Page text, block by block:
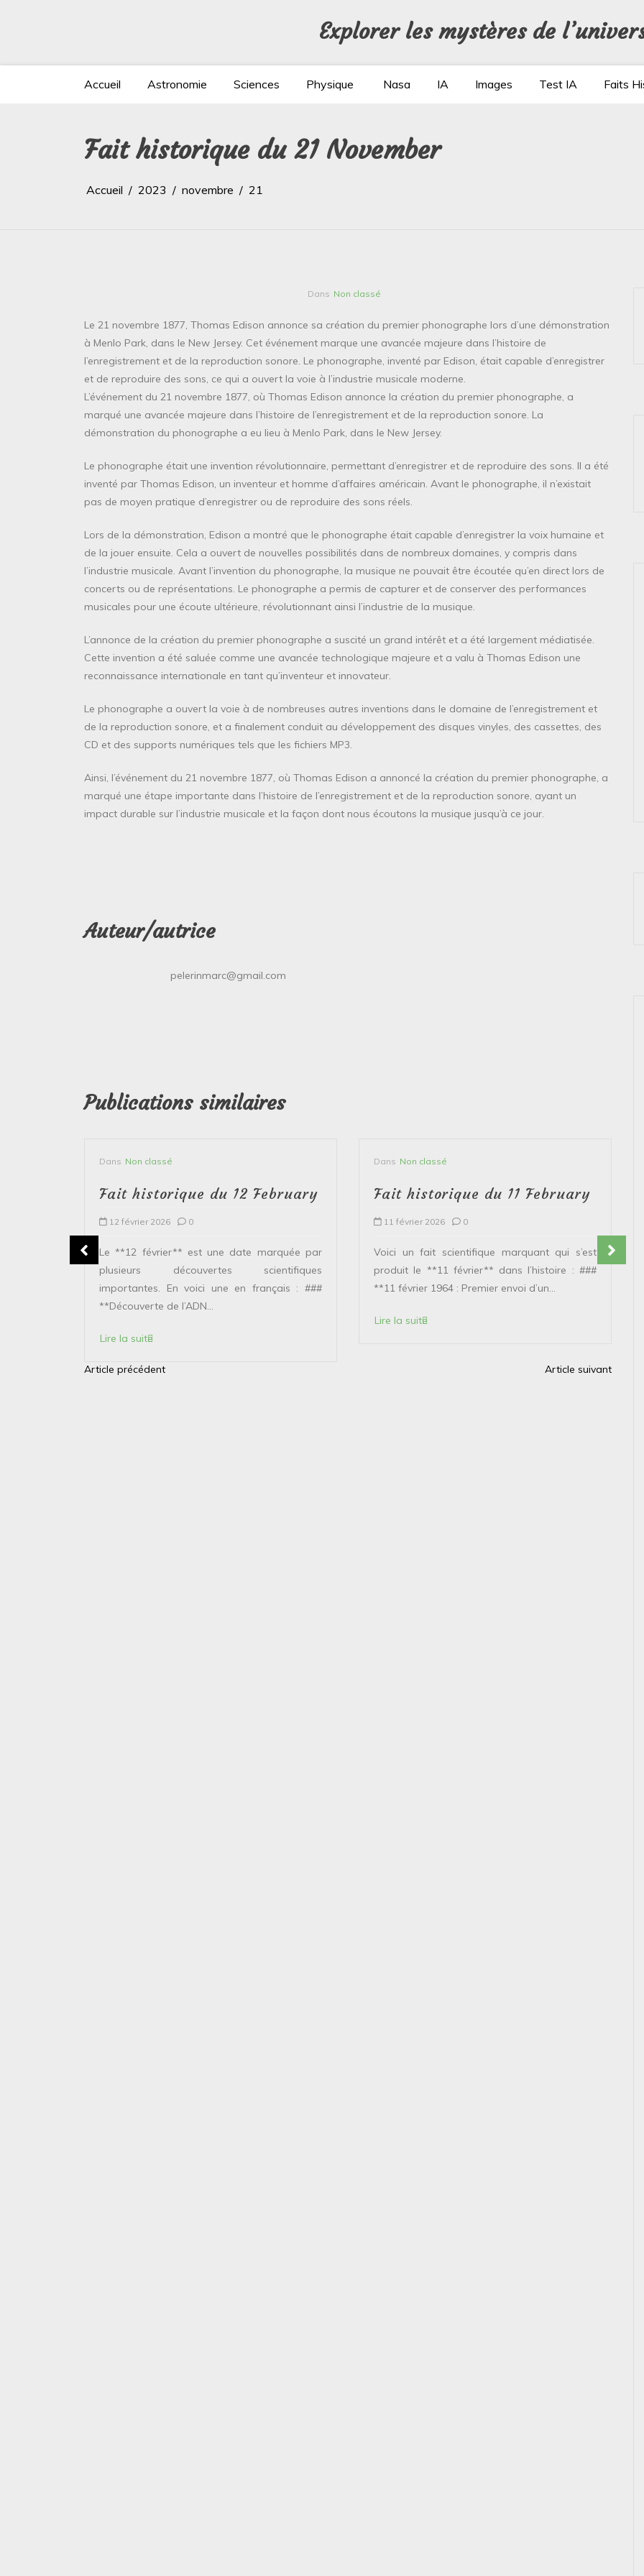
Explorer les mystères de
Accueil Astronomie Sciences Physique Nasa IA Images Test IA Faits
Fait historique du 21 November
Accueil 2023 novembre 21
Dans Non classé
Le 21 novembre 1877, Thomas Edison annonce sa création du premier phonographe lors d’une démonstration
à Menlo Park, dans le New Jersey. Cet événement marque une avancée majeure dans l’histoire de
l’enregistrement et de la reproduction sonore. Le phonographe, inventé par Edison, était capable d’enregistrer
et de reproduire des sons, ce qui a ouvert la voie à l’industrie musicale moderne.
L’événement du 21 novembre 1877, où Thomas Edison annonce la création du premier phonographe, a
marqué une avancée majeure dans l’histoire de l’enregistrement et de la reproduction sonore. La
démonstration du phonographe a eu lieu à Menlo Park, dans le New Jersey.
Le phonographe était une invention révolutionnaire, permettant d’enregistrer et de reproduire des sons. Il a été
inventé par Thomas Edison, un inventeur et homme d’affaires américain. Avant le phonographe, il n’existait
pas de moyen pratique d’enregistrer ou de reproduire des sons réels.
Lors de la démonstration, Edison a montré que le phonographe était capable d’enregistrer la voix humaine et
de la jouer ensuite. Cela a ouvert de nouvelles possibilités dans de nombreux domaines, y compris dans
l’industrie musicale. Avant l’invention du phonographe, la musique ne pouvait être écoutée qu’en direct lors de
concerts ou de représentations. Le phonographe a permis de capturer et de conserver des performances
musicales pour une écoute ultérieure, révolutionnant ainsi l’industrie de la musique.
L’annonce de la création du premier phonographe a suscité un grand intérêt et a été largement médiatisée.
Cette invention a été saluée comme une avancée technologique majeure et a valu à Thomas Edison une
reconnaissance internationale en tant qu’inventeur et innovateur.
Le phonographe a ouvert la voie à de nombreuses autres inventions dans le domaine de l’enregistrement et
de la reproduction sonore, et a finalement conduit au développement des disques vinyles, des cassettes, des
CD et des supports numériques tels que les fichiers MP3.
Ainsi, l’événement du 21 novembre 1877, où Thomas Edison a annoncé la création du premier phonographe, a
marqué une étape importante dans l’histoire de l’enregistrement et de la reproduction sonore, ayant un
impact durable sur l’industrie musicale et la façon dont nous écoutons la musique jusqu’à ce jour.
Auteur/autrice
pelerinmarc@gmail.com
Publications similaires
Dans Non classé
Fait historique du 12 February
12 février 2026 0
Le **12 février** est une date marquée par
plusieurs découvertes scientifiques
importantes. En voici une en français : ###
**Découverte de l’ADN...
Lire la suite
Dans Non classé
Fait historique du 11 February
11 février 2026 0
Voici un fait scientifique marquant qui s’est
produit le **11 février** dans l’histoire : ###
**11 février 1964 : Premier envoi d’un...
Lire la suite
N
Article précédent Article suivant